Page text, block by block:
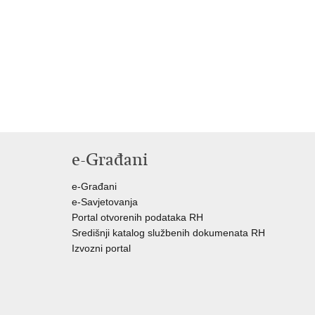
e-Građani
e-Građani
e-Savjetovanja
Portal otvorenih podataka RH
Središnji katalog službenih dokumenata RH
Izvozni portal